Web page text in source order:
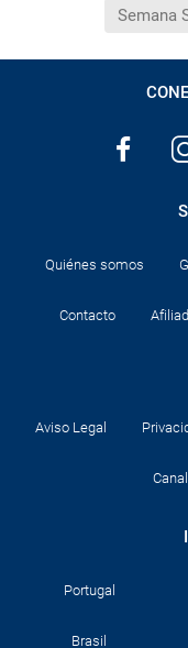
Semana
Quiénes somos
Contacto
Aviso Legal
Portugal
Brasil